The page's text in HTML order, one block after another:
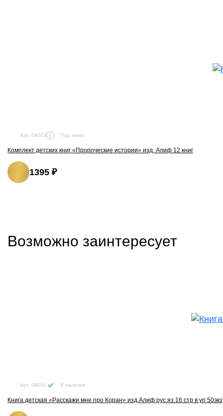
Арт. 09203 Под заказ
Комплект детских книг «Пророческие истории» изд. Алиф 12 книг
1395 ₽
Возможно заинтересует
Арт. 09201 В наличии
Книга детская «Расскажи мне про Коран» изд.Алиф рус.яз.16 стр в уп 50экз